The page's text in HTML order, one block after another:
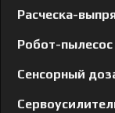
Расческа-
Робот-
Сенсорный